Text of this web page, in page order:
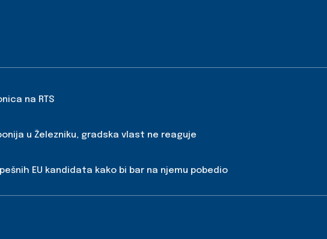
na RTS
u Železniku, gradska vlast ne reaguje
EU kandidata kako bi bar na njemu pobedio